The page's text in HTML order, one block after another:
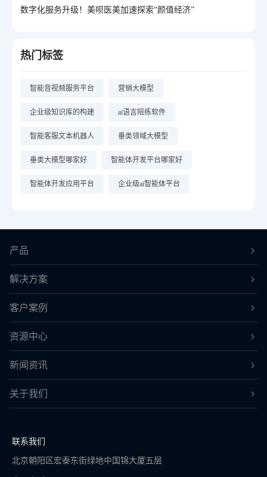
数字化服务升级！美呗医美加速探索“颜值经济”
热门标签
智能音视频服务平台 营销大模型
企业级知识库的构建 ai语言陪练软件
智能客服文本机器人 垂类领域大模型
垂类大模型哪家好 智能体开发平台哪家好
智能体开发应用平台 企业级ai智能体平台
产品
解决方案
客户案例
资源中心
新闻资讯
关于我们
联系我们
北京朝阳区宏泰东街绿地中国锦大厦五层